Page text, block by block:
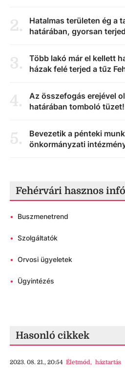
2.
Hatalmas területen ég a
határában, gyorsan
3.
Több lakó már el kellett
házak felé terjed a tűz
4.
Az összefogás erejével
határában tomboló tüzet!
5.
Bevezetik a pénteki
önkormányzati
Fehérvári hasznos
• Buszmenetrend
• Szolgáltatók
• Orvosi ügyeletek
• Ügyintézés
Hasonló cikkek
2023. 08. 21., 20:54 Életmód, háztartás